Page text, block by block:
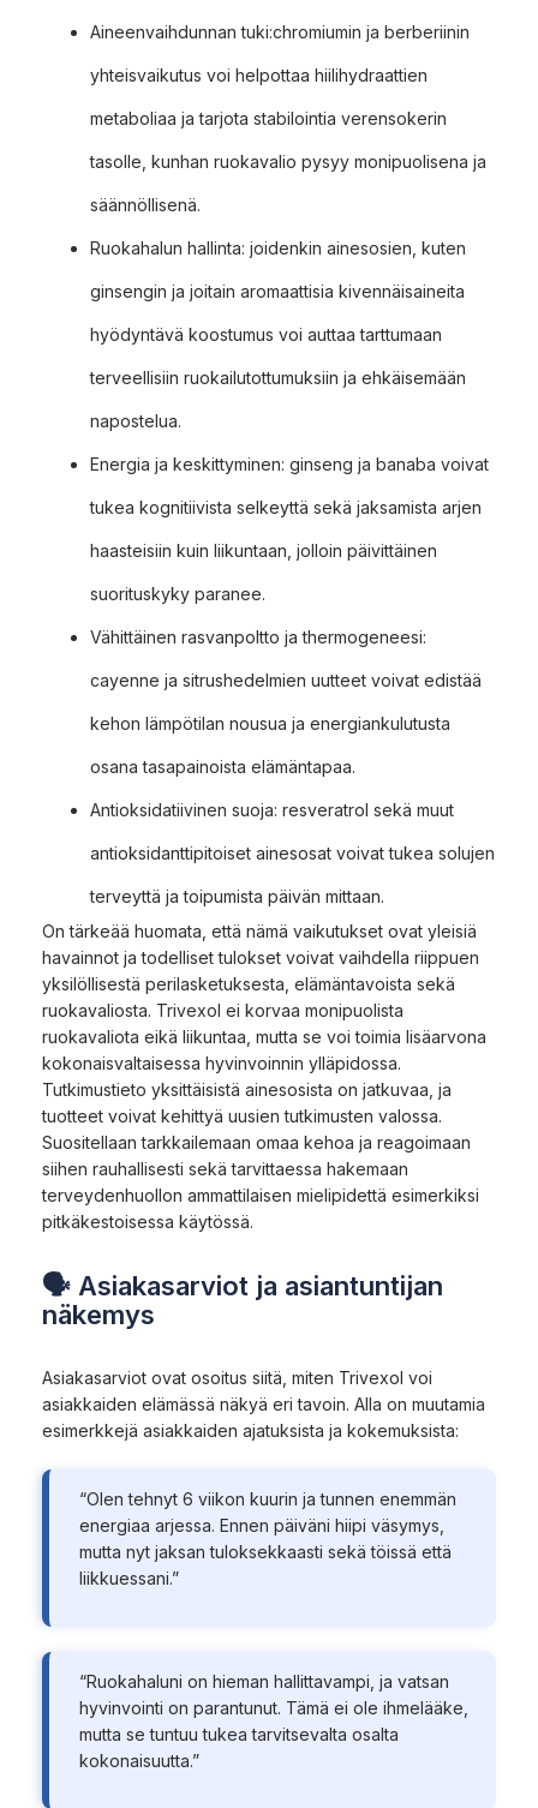
Aineenvaihdunnan tuki:chromiumin ja berberiinin
yhteisvaikutus voi helpottaa hiilihydraattien
metaboliaa ja tarjota stabilointia verensokerin
tasolle, kunhan ruokavalio pysyy monipuolisena ja
säännöllisenä.
Ruokahalun hallinta: joidenkin ainesosien, kuten
ginsengin ja joitain aromaattisia kivennäisaineita
hyödyntävä koostumus voi auttaa tarttumaan
terveellisiin ruokailutottumuksiin ja ehkäisemään
napostelua.
Energia ja keskittyminen: ginseng ja banaba voivat
tukea kognitiivista selkeyttä sekä jaksamista arjen
haasteisiin kuin liikuntaan, jolloin päivittäinen
suorituskyky paranee.
Vähittäinen rasvanpoltto ja thermogeneesi:
cayenne ja sitrushedelmien uutteet voivat edistää
kehon lämpötilan nousua ja energiankulutusta
osana tasapainoista elämäntapaa.
Antioksidatiivinen suoja: resveratrol sekä muut
antioksidanttipitoiset ainesosat voivat tukea solujen
terveyttä ja toipumista päivän mittaan.
On tärkeää huomata, että nämä vaikutukset ovat yleisiä
havainnot ja todelliset tulokset voivat vaihdella riippuen
yksilöllisestä perilasketuksesta, elämäntavoista sekä
ruokavaliosta. Trivexol ei korvaa monipuolista
ruokavaliota eikä liikuntaa, mutta se voi toimia lisäarvona
kokonaisvaltaisessa hyvinvoinnin ylläpidossa.
Tutkimustieto yksittäisistä ainesosista on jatkuvaa, ja
tuotteet voivat kehittyä uusien tutkimusten valossa.
Suositellaan tarkkailemaan omaa kehoa ja reagoimaan
siihen rauhallisesti sekä tarvittaessa hakemaan
terveydenhuollon ammattilaisen mielipidettä esimerkiksi
pitkäkestoisessa käytössä.
🗣 Asiakasarviot ja asiantuntijan
näkemys
Asiakasarviot ovat osoitus siitä, miten Trivexol voi
asiakkaiden elämässä näkyä eri tavoin. Alla on muutamia
esimerkkejä asiakkaiden ajatuksista ja kokemuksista:
“Olen tehnyt 6 viikon kuurin ja tunnen enemmän
energiaa arjessa. Ennen päiväni hiipi väsymys,
mutta nyt jaksan tuloksekkaasti sekä töissä että
liikkuessani.”
“Ruokahaluni on hieman hallittavampi, ja vatsan
hyvinvointi on parantunut. Tämä ei ole ihmelääke,
mutta se tuntuu tukea tarvitsevalta osalta
kokonaisuutta.”